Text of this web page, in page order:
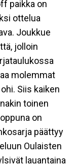
paikka on
ottelua
Joukkue
jolloin
molemmat
Siis kaiken
toinen
on
päättyy
Oulaisten
lauantaina